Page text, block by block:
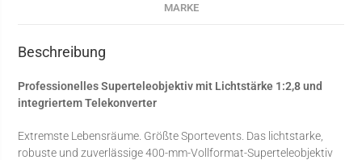
MARKE
Beschreibung
Professionelles Superteleobjektiv mit Lichtstärke 1:2,8 und
integriertem Telekonverter
Extremste Lebensräume. Größte Sportevents. Das lichtstarke,
robuste und zuverlässige 400-mm-Vollformat-Superteleobjektiv